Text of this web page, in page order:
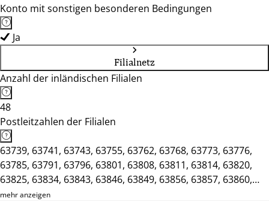
Konto mit sonstigen besonderen Bedingungen
Ja
Filialnetz
Anzahl der inländischen Filialen
48
Postleitzahlen der Filialen
63739, 63741, 63743, 63755, 63762, 63768, 63773, 63776,
63785, 63791, 63796, 63801, 63808, 63811, 63814, 63820,
63825, 63834, 63843, 63846, 63849, 63856, 63857, 63860,
63863, 63864, 63867, 63869, 63875, 63877, 63879, 63897,
mehr anzeigen